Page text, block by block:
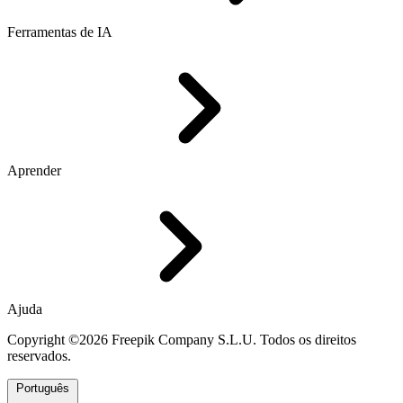
Ferramentas de IA
Aprender
Ajuda
Copyright ©2026 Freepik Company S.L.U. Todos os direitos
reservados.
Português